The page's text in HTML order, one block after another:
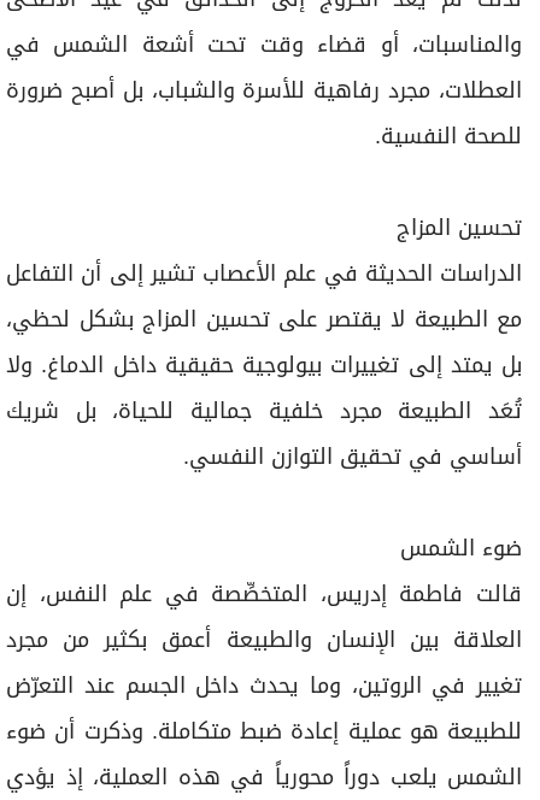
والمناسبات، أو قضاء وقت تحت أشعة الشمس في
العطلات، مجرد رفاهية للأسرة والشباب، بل أصبح ضرورة
للصحة النفسية.
تحسين المزاج
الدراسات الحديثة في علم الأعصاب تشير إلى أن التفاعل
مع الطبيعة لا يقتصر على تحسين المزاج بشكل لحظي،
بل يمتد إلى تغييرات بيولوجية حقيقية داخل الدماغ. ولا
تُعَد الطبيعة مجرد خلفية جمالية للحياة، بل شريك
أساسي في تحقيق التوازن النفسي.
ضوء الشمس
قالت فاطمة إدريس، المتخصِّصة في علم النفس، إن
العلاقة بين الإنسان والطبيعة أعمق بكثير من مجرد
تغيير في الروتين، وما يحدث داخل الجسم عند التعرّض
للطبيعة هو عملية إعادة ضبط متكاملة. وذكرت أن ضوء
الشمس يلعب دوراً محورياً في هذه العملية، إذ يؤدي